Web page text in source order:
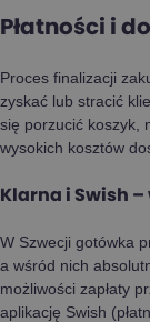
Płatności i
Proces finalizacji
zyskać lub stracić
się porzucić koszyk,
wysokich kosztów
Klarna i Swish
W Szwecji gotówka
a wśród nich
możliwości zapłaty
aplikację Swish